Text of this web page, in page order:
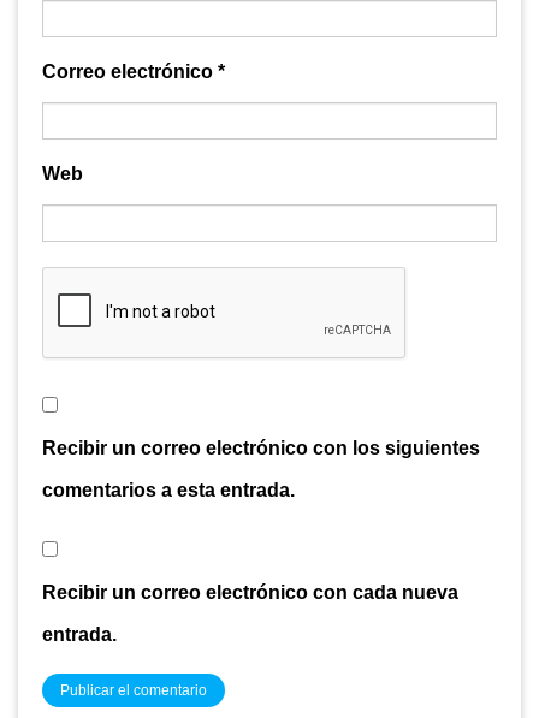
Correo electrónico *
Web
Recibir un correo electrónico con los siguientes
comentarios a esta entrada.
Recibir un correo electrónico con cada nueva
entrada.